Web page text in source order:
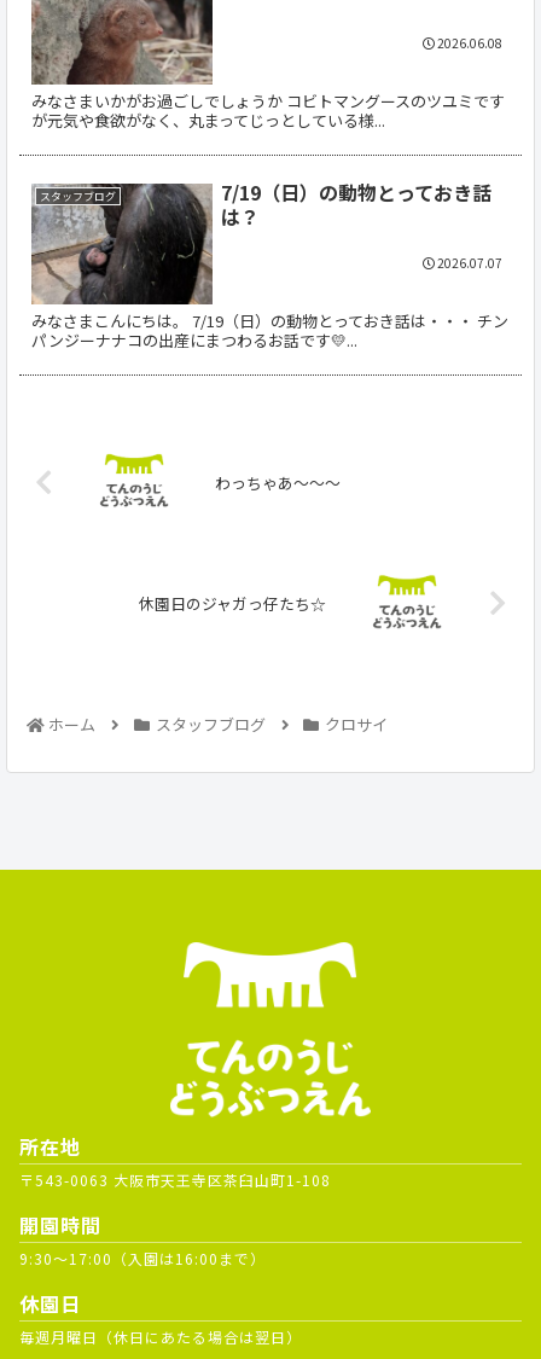
みなさまいかがお過ごしでしょうか コビトマングースのツユミです
が元気や食欲がなく、丸まってじっとしている様...
2026.06.08
スタッフブログ
7/19（日）の動物とっておき話
は？
みなさまこんにちは。 7/19（日）の動物とっておき話は・・・ チン
パンジーナナコの出産にまつわるお話です💛...
2026.07.07
わっちゃあ〜〜〜
休園日のジャガっ仔たち☆
ホーム スタッフブログ クロサイ
所在地
〒543-0063 大阪市天王寺区茶臼山町1-108
開園時間
9:30～17:00（入園は16:00まで）
休園日
毎週月曜日（休日にあたる場合は翌日）